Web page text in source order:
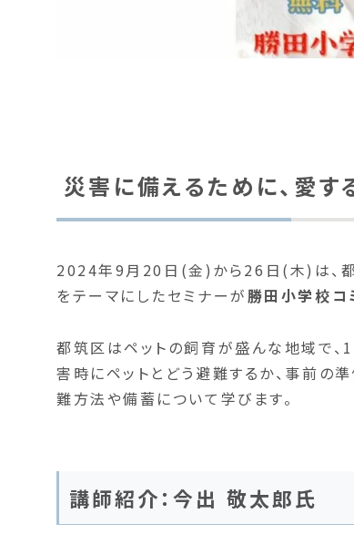
災害に備えるために、愛
2024年9月20日(金)から26日(木)は、都
をテーマにしたセミナーが勝田小学校コ
都筑区はペットの飼育が盛んな地域で、
害時にペットとどう避難するか、事前の
難方法や備蓄について学びます。
講師紹介：今出 敬太郎氏